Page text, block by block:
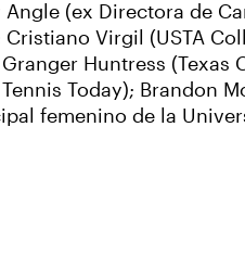
(ex Directora de
Virgil (USTA
Huntress (Texas
Today); Brandon
femenino de la